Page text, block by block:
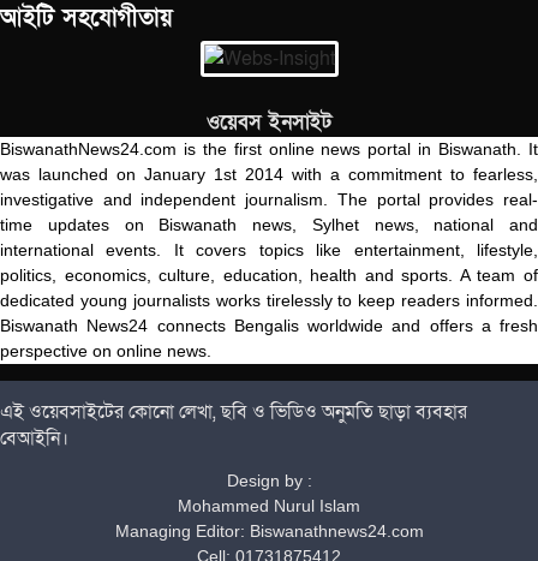
আইটি সহযোগীতায়
ওয়েবস ইনসাইট
BiswanathNews24.com is the first online news portal in Biswanath. It
was launched on January 1st 2014 with a commitment to fearless,
investigative and independent journalism. The portal provides real-
time updates on Biswanath news, Sylhet news, national and
international events. It covers topics like entertainment, lifestyle,
politics, economics, culture, education, health and sports. A team of
dedicated young journalists works tirelessly to keep readers informed.
Biswanath News24 connects Bengalis worldwide and offers a fresh
perspective on online news.
এই ওয়েবসাইটের কোনো লেখা, ছবি ও ভিডিও অনুমতি ছাড়া ব্যবহার
বেআইনি।
Design by :
Mohammed Nurul Islam
Managing Editor: Biswanathnews24.com
Cell: 01731875412